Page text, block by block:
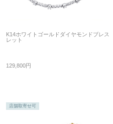
K14ホワイトゴールドダイヤモンドブレス
レット
129,800円
店舗取寄せ可